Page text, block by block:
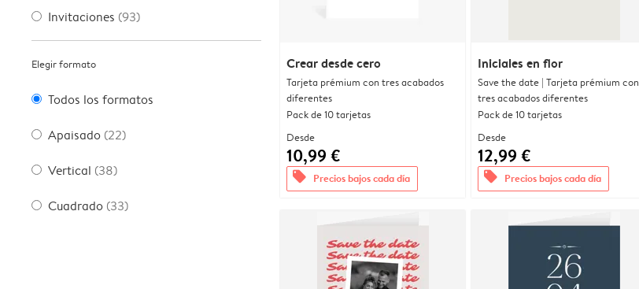
Invitaciones (93)
Elegir formato
Todos los formatos
Apaisado (22)
Vertical (38)
Cuadrado (33)
Crear desde cero
Tarjeta prémium con tres acabados
diferentes
Pack de 10 tarjetas
Desde
10,99 €
offers Precios bajos cada día
Iniciales en flor
Save the date | Tarjeta prémium con
tres acabados diferentes
Pack de 10 tarjetas
Desde
12,99 €
offers Precios bajos cada día